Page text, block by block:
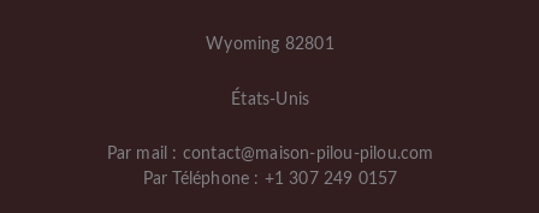
Wyoming 82801
États-Unis
Par mail : contact@maison-pilou-pilou.com
Par Téléphone : +1 307 249 0157